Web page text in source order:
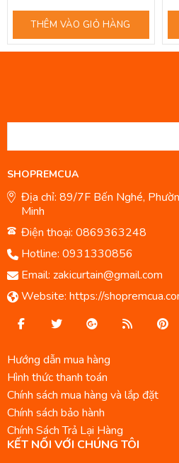
THÊM VÀO GIỎ HÀNG
SHOPREMCUA
Địa chỉ: 89/7F Bến Nghé,
Minh
Điện thoại: 0869363248
Hotline: 0931330856
Email: zakicurtain@gmail.com
Website: https://
Hướng dẫn mua hàng
Hình thức thanh toán
Chính sách mua hàng và lắp đặt
Chính sách bảo hành
Chính Sách Trả Lại Hàng
KẾT NỐI VỚI CHÚNG TÔI